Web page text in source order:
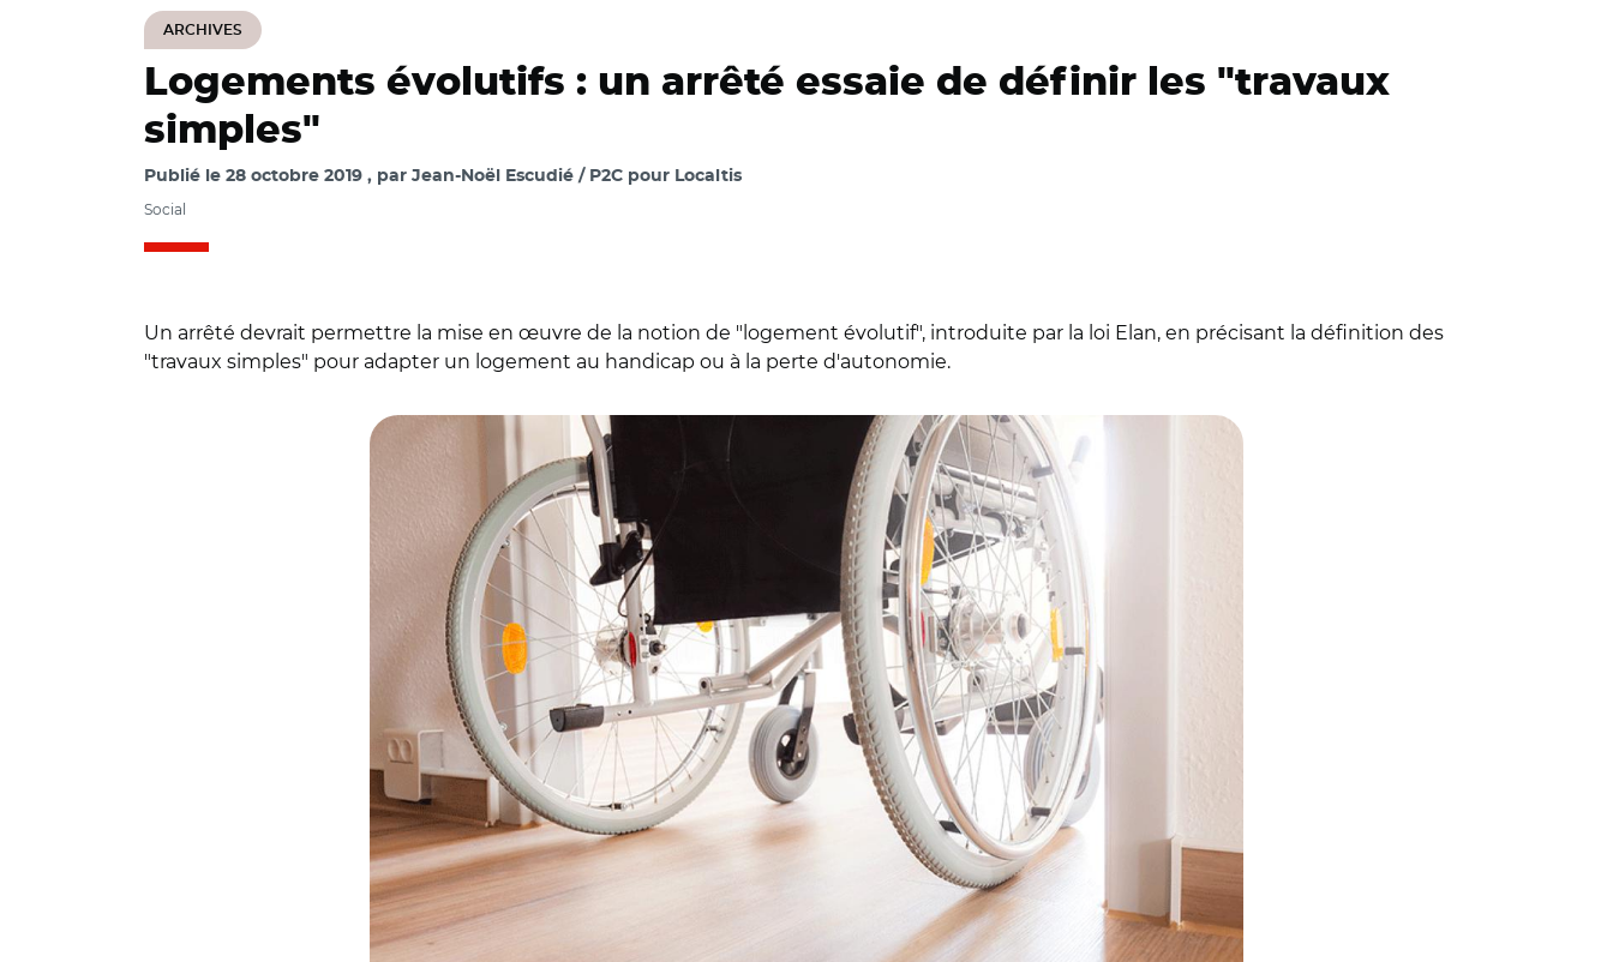
ARCHIVES
Logements évolutifs : un arrêté essaie de définir les "travaux
simples"
Publié le 28 octobre 2019 par Jean-Noël Escudié / P2C pour Localtis
Social
Un arrêté devrait permettre la mise en œuvre de la notion de "logement évolutif", introduite par la loi Elan, en précisant la définition des
"travaux simples" pour adapter un logement au handicap ou à la perte d'autonomie.